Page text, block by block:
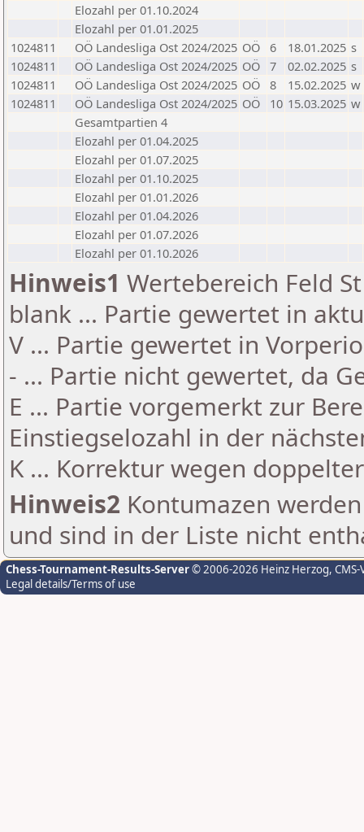
Elozahl per 01.10.2024
Elozahl per 01.01.2025
1024811
OÖ Landesliga Ost 2024/2025 OÖ 6 18.01.2025 s
1024811
OÖ Landesliga Ost 2024/2025 OÖ 7 02.02.2025 s
1024811
OÖ Landesliga Ost 2024/2025 OÖ 8 15.02.2025 w
1024811
OÖ Landesliga Ost 2024/2025 OÖ 10 15.03.2025 w
Gesamtpartien 4
Elozahl per 01.04.2025
Elozahl per 01.07.2025
Elozahl per 01.10.2025
Elozahl per 01.01.2026
Elozahl per 01.04.2026
Elozahl per 01.07.2026
Elozahl per 01.10.2026
Hinweis1 Wertebereich Feld
blank ... Partie gewertet in
V ... Partie gewertet in
- ... Partie nicht gewertet, da
E ... Partie vorgemerkt zur
Einstiegselozahl in der
K ... Korrektur wegen
Hinweis2 Kontumazen
und sind in der Liste nicht
Chess-Tournament-Results-Server© 2006-2026 Heinz Herzog,
Legal details/Terms of use